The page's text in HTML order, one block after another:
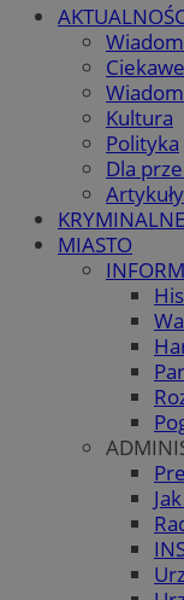
Kultura
Polityka
Dla
KRYMINALNE
MIASTO